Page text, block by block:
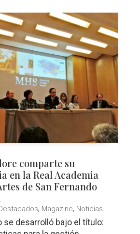
comparte su
en la Real Academia
de San Fernando
, Magazine, Noticias
se desarrolló bajo el título: